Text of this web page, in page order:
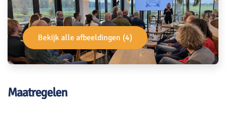
Bekijk alle afbeeldingen (4)
Maatregelen